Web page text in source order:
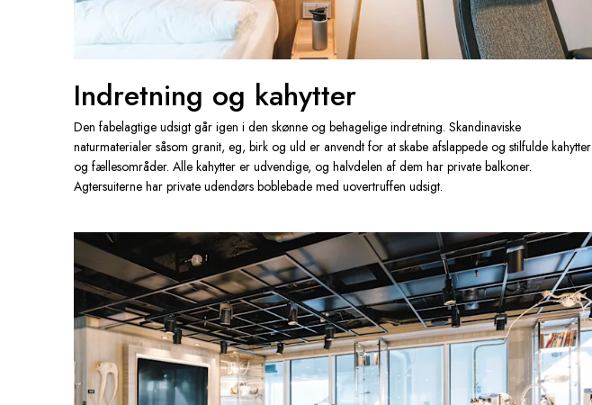
Indretning og kahytter
Den fabelagtige udsigt går igen i den skønne og behagelige indretning. Skandinaviske
naturmaterialer såsom granit, eg, birk og uld er anvendt for at skabe afslappede og stilfulde kahytter
og fællesområder. Alle kahytter er udvendige, og halvdelen af dem har private balkoner.
Agtersuiterne har private udendørs boblebade med uovertruffen udsigt.